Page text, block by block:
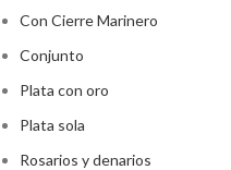
Con Cierre Marinero
Conjunto
Plata con oro
Plata sola
Rosarios y denarios